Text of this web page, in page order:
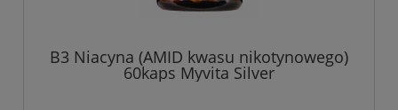
B3 Niacyna (AMID kwasu nikotynowego)
60kaps Myvita Silver